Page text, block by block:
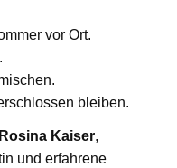
vor Ort.
.
bleiben.
Rosina Kaiser,
und erfahrene